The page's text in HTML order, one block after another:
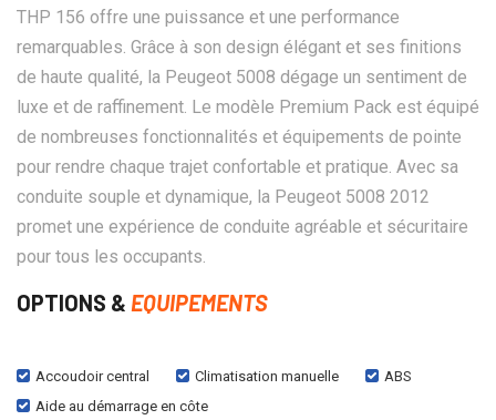
THP 156 offre une puissance et une performance
remarquables. Grâce à son design élégant et ses finitions
de haute qualité, la Peugeot 5008 dégage un sentiment de
luxe et de raffinement. Le modèle Premium Pack est équipé
de nombreuses fonctionnalités et équipements de pointe
pour rendre chaque trajet confortable et pratique. Avec sa
conduite souple et dynamique, la Peugeot 5008 2012
promet une expérience de conduite agréable et sécuritaire
pour tous les occupants.
OPTIONS & EQUIPEMENTS
Accoudoir central Climatisation manuelle
ABS
Aide au démarrage en côte